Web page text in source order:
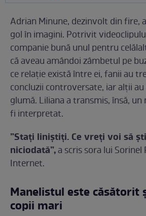
Adrian Minune, dezinvolt din fire,
gol în imagini. Potrivit
companie bună unul pentru
că aveau amândoi zâmbetul pe
ce relație există între ei, fanii au
concluzii controversate, iar alții au
glumă. Liliana a transmis, însă, un
fi interpretat.
”Stați liniștiți. Ce vreți voi să
niciodată”,a scris sora lui
Internet.
Manelistul este căsătorit
copii mari